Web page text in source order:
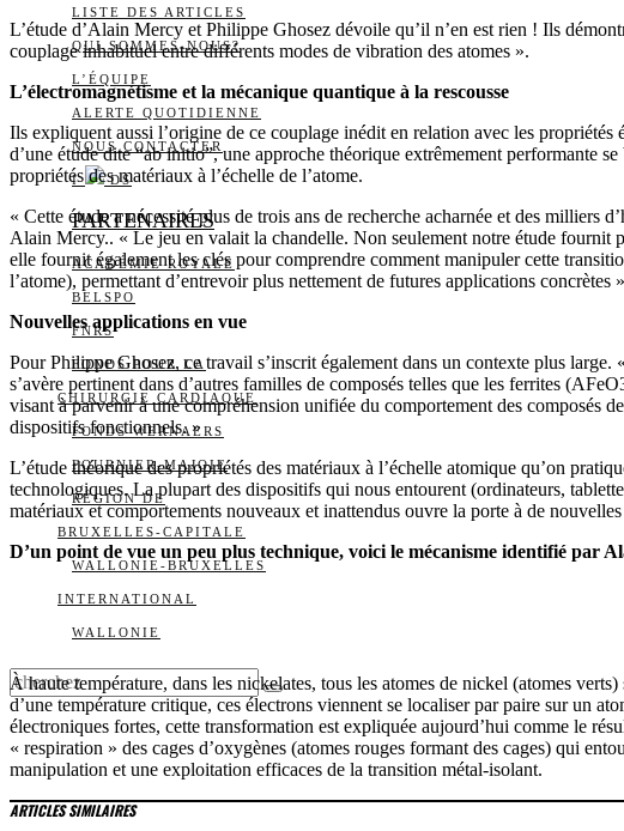
LISTE DES ARTICLES
QUI SOMMES-NOUS?
L’ÉQUIPE
ALERTE QUOTIDIENNE
NOUS CONTACTER
I DS
PARTENAIRES
ACADÉMIE ROYALE
BELSPO
FNRS
FONDS POUR LA
CHIRURGIE CARDIAQUE
FONDS WERNAERS
FOURNIER-MAJOIE
RÉGION DE
BRUXELLES-CAPITALE
WALLONIE-BRUXELLES
INTERNATIONAL
WALLONIE
L’étude d’Alain Mercy et Philippe Ghosez dévoile qu’il n’en est rien ! Ils
couplage inhabituel entre différents modes de vibration des atomes ».
L’électromagnétisme et la mécanique quantique à la rescousse
Ils expliquent aussi l’origine de ce couplage inédit en relation avec les
d’une étude dite “ab initio”, une approche théorique extrêmement performante
propriétés des matériaux à l’échelle de l’atome.
« Cette étude a nécessité plus de trois ans de recherche acharnée et des
Alain Mercy.. « Le jeu en valait la chandelle. Non seulement notre étude
elle fournit également les clés pour comprendre comment manipuler cette
l’atome), permettant d’entrevoir plus nettement de futures applications concrètes
Nouvelles applications en vue
Pour Philippe Ghosez, ce travail s’inscrit également dans un contexte plus
s’avère pertinent dans d’autres familles de composés telles que les ferrites
visant à parvenir à une compréhension unifiée du comportement des composés
dispositifs fonctionnels. »
L’étude théorique des propriétés des matériaux à l’échelle atomique qu’on
technologiques. La plupart des dispositifs qui nous entourent (ordinateurs,
matériaux et comportements nouveaux et inattendus ouvre la porte à de
D’un point de vue un peu plus technique, voici le mécanisme identifié par
À haute température, dans les nickelates, tous les atomes de nickel (atomes
d’une température critique, ces électrons viennent se localiser par paire sur un
électroniques fortes, cette transformation est expliquée aujourd’hui comme le
« respiration » des cages d’oxygènes (atomes rouges formant des cages) qui
manipulation et une exploitation efficaces de la transition métal-isolant.
ARTICLES SIMILAIRES